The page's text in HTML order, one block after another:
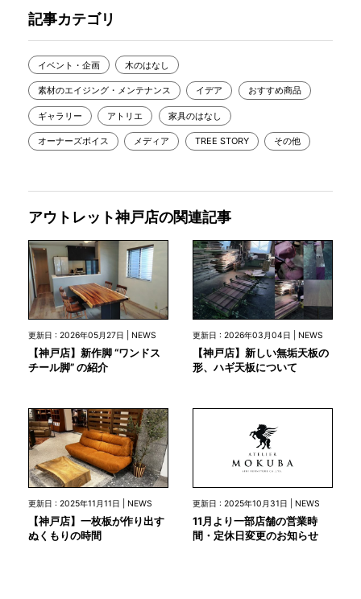
記事カテゴリ
イベント・企画 木のはなし
素材のエイジング・メンテナンス イデア おすすめ商品
ギャラリー アトリエ 家具のはなし
オーナーズボイス メディア TREE STORY その他
アウトレット神戸店の関連記事
更新日 : 2026年05月27日 | NEWS
【神戸店】新作脚 “ワンドス
チール脚” の紹介
更新日 : 2026年03月04日 | NEWS
【神戸店】新しい無垢天板の
形、ハギ天板について
更新日 : 2025年11月11日 | NEWS
【神戸店】一枚板が作り出す
ぬくもりの時間
更新日 : 2025年10月31日 | NEWS
11月より一部店舗の営業時
間・定休日変更のお知らせ